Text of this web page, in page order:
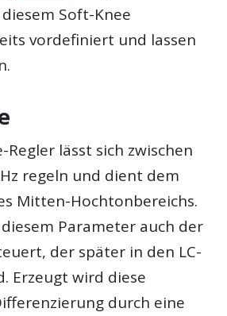
Soft-Knee
vordefiniert und lassen
Regler lässt sich zwischen
regeln und dient dem
Mitten-Hochtonbereichs.
Parameter auch der
der später in den LC-
Erzeugt wird diese
durch eine